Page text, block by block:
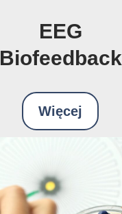
EEG
Biofeedback
Więcej